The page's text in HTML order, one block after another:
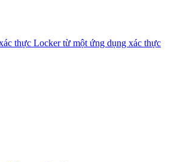
thực Locker từ một ứng dụng xác thực